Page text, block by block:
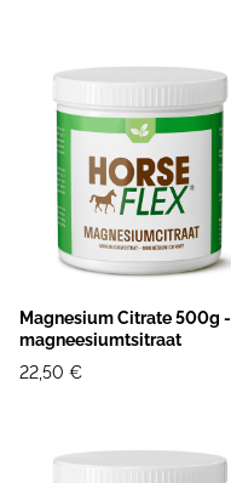
Magnesium Citrate 500g -
magneesiumtsitraat
22,50 €